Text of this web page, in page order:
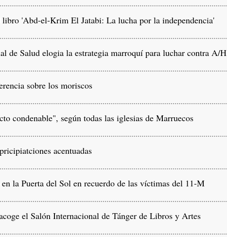
libro 'Abd-el-Krim El Jatabi: La lucha por la independencia'
de Salud elogia la estrategia marroquí para luchar contra A/
sobre los moriscos
condenable", según todas las iglesias de Marruecos
acentuadas
la Puerta del Sol en recuerdo de las víctimas del 11-M
el Salón Internacional de Tánger de Libros y Artes